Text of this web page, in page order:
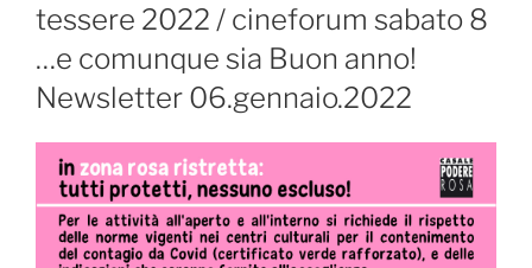
tessere 2022 / cineforum sabato 8
…e comunque sia Buon anno!
Newsletter 06.gennaio.2022